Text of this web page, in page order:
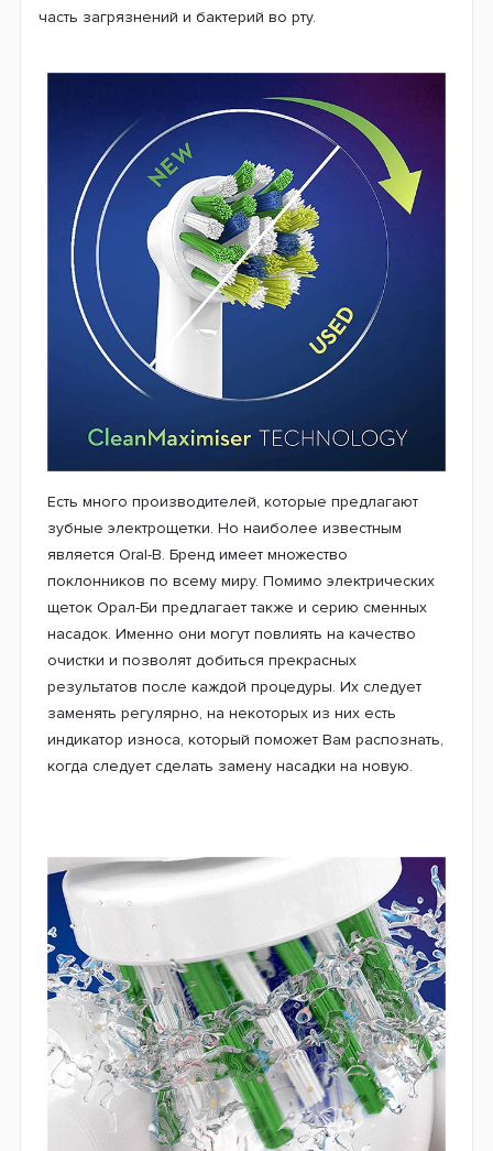
Насадки Oral-B EB50 Cross Action
CleanMaximiser (1 шт.) на зубную щетку
намного проще, если чистить зубы электрическими
зубными щетками. Они обеспечивают более
тщательную чистку зубов благодаря нескольким
тысячам вибраций или вращений головки щетки в
минуту. Всего две минуты тщательной чистки зубов
электрической щеткой позволяют удалить большую
часть загрязнений и бактерий во рту.